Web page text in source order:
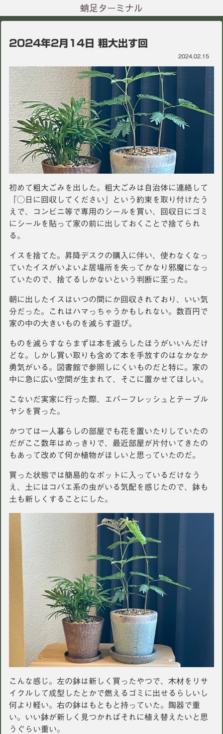
蛸足ターミナル
2024年2月14日 粗大出す回
2024.02.15
初めて粗大ごみを出した。粗大ごみは自治体に連絡して
「◯日に回収してください」という約束を取り付けたう
えで、コンビニ等で専用のシールを買い、回収日にゴミ
にシールを貼って家の前に出しておくことで捨てられ
る。
イスを捨てた。昇降デスクの購入に伴い、使わなくなっ
ていたイスがいよいよ居場所を失ってかなり邪魔になっ
ていたので、捨てるしかないという判断に至った。
朝に出したイスはいつの間にか回収されており、いい気
分だった。これはハマっちゃうかもしれない。数百円で
家の中の大きいものを減らす遊び。
ものを減らすならまずは本を減らしたほうがいいんだけ
どな。しかし買い取りも含めて本を手放すのはなかなか
勇気がいる。図書館で参照しにくいものだと特に。家の
中に急に広い空間が生まれて、そこに置かせてほしい。
こないだ実家に行った際、エバーフレッシュとテーブル
ヤシを買った。
かつては一人暮らしの部屋でも花を置いたりしていたの
だがここ数年はめっきりで、最近部屋が片付いてきたの
もあって改めて何か植物がほしいと思っていたのだ。
買った状態では簡易的なポットに入っているだけなう
え、土にはコバエ系の虫がいる気配を感じたので、鉢も
土も新しくすることにした。
こんな感じ。左の鉢は新しく買ったやつで、木材をリサ
イクルして成型したとかで燃えるゴミに出せるらしいし
何より軽い。右の鉢はもともと持っていた。陶器で重
い。いい鉢が新しく見つかればそれに植え替えたいと思
うぐらい重い。